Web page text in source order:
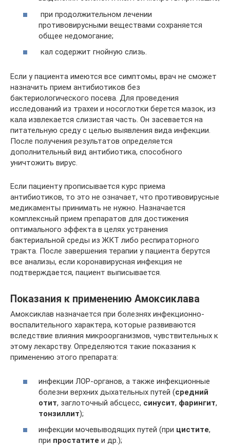
при продолжительном лечении
противовирусными веществами сохраняется
общее недомогание;
кал содержит гнойную слизь.
Если у пациента имеются все симптомы, врач не сможет
назначить прием антибиотиков без
бактериологического посева. Для проведения
исследований из трахеи и носоглотки берется мазок, из
кала извлекается слизистая часть. Он засевается на
питательную среду с целью выявления вида инфекции.
После получения результатов определяется
дополнительный вид антибиотика, способного
уничтожить вирус.
Если пациенту прописывается курс приема
антибиотиков, то это не означает, что противовирусные
медикаменты принимать не нужно. Назначается
комплексный прием препаратов для достижения
оптимального эффекта в целях устранения
бактериальной среды из ЖКТ либо респираторного
тракта. После завершения терапии у пациента берутся
все анализы, если коронавирусная инфекция не
подтверждается, пациент выписывается.
Показания к применению Амоксиклава
Амоксиклав назначается при болезнях инфекционно-
воспалительного характера, которые развиваются
вследствие влияния микроорганизмов, чувствительных к
этому лекарству. Определяются такие показания к
применению этого препарата:
инфекции ЛОР-органов, а также инфекционные
болезни верхних дыхательных путей (средний
отит, заглоточный абсцесс, синусит, фарингит,
тонзиллит);
инфекции мочевыводящих путей (при цистите,
при простатите и др.);